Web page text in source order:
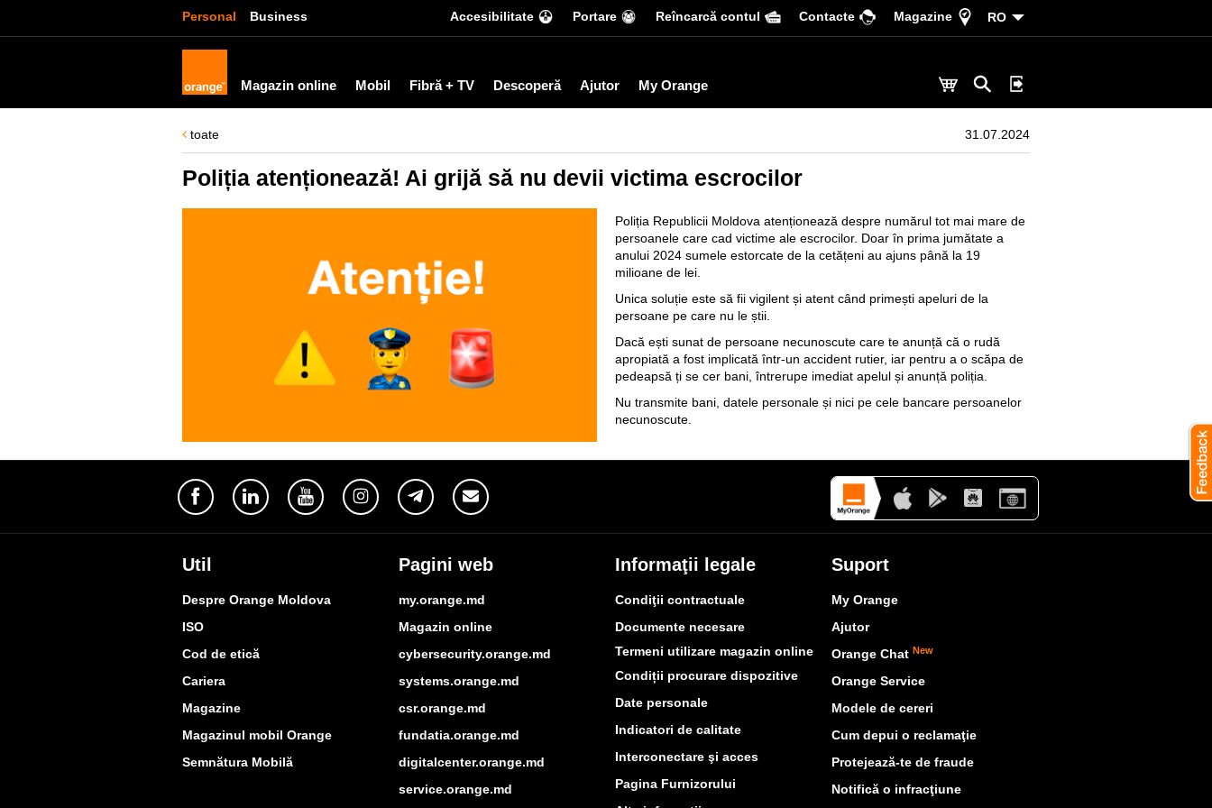
Personal Business Accesibilitate Portare Reîncarcă contul Сontacte Magazine RO
Magazin online Mobil Fibră + TV Descoperă Ajutor My Orange
toate 31.07.2024
Poliția atenționează! Ai grijă să nu devii victima escrocilor
Poliția Republicii Moldova atenționează despre numărul tot mai mare de
persoanele care cad victime ale escrocilor. Doar în prima jumătate a
anului 2024 sumele estorcate de la cetățeni au ajuns până la 19
milioane de lei.
Unica soluție este să fii vigilent și atent când primești apeluri de la
persoane pe care nu le știi.
Dacă ești sunat de persoane necunoscute care te anunță că o rudă
apropiată a fost implicată într-un accident rutier, iar pentru a o scăpa de
pedeapsă ți se cer bani, întrerupe imediat apelul și anunță poliția.
Nu transmite bani, datele personale și nici pe cele bancare persoanelor
necunoscute.
Util
Despre Orange Moldova
ISO
Cod de etică
Cariera
Magazine
Magazinul mobil Orange
Semnătura Mobilă
Pagini web
my.orange.md
Magazin online
cybersecurity.orange.md
systems.orange.md
csr.orange.md
fundatia.orange.md
digitalcenter.orange.md
service.orange.md
Informaţii legale
Condiţii contractuale
Documente necesare
Termeni utilizare magazin online
Condiții procurare dispozitive
Date personale
Indicatori de calitate
Interconectare şi acces
Pagina Furnizorului
Suport
My Orange
Ajutor
Orange Chat New
Orange Service
Modele de cereri
Cum depui o reclamaţie
Protejează-te de fraude
Notifică o infracţiune